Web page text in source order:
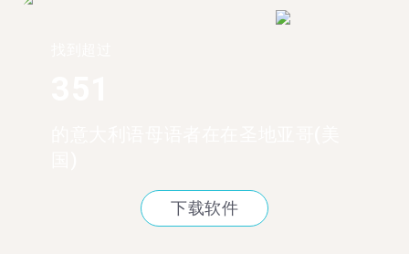
下载软件